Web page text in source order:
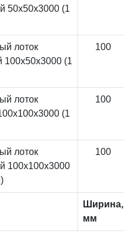
50x50x3000 (1
лоток
(1
100
лоток
(1
100
лоток
100x100x3000
100
Ширина,
мм